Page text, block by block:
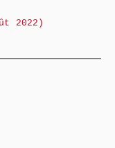
2022)